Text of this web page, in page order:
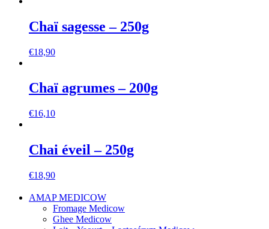
Chaï sagesse – 250g
€18,90
Chaï agrumes – 200g
€16,10
Chai éveil – 250g
€18,90
AMAP MEDICOW
Fromage Medicow
Ghee Medicow